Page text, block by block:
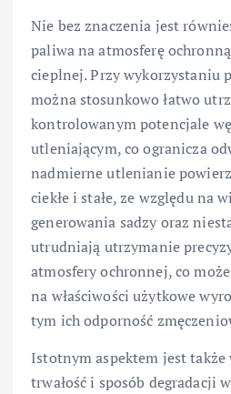
Nie bez znaczenia jest
paliwa na atmosferę
cieplnej. Przy wykorzystaniu
można stosunkowo łatwo
kontrolowanym potencjale
utleniającym, co ogranicza
nadmierne utlenianie
ciekłe i stałe, ze względu na
generowania sadzy oraz
utrudniają utrzymanie
atmosfery ochronnej, co
na właściwości użytkowe
tym ich odporność
Istotnym aspektem jest także
trwałość i sposób degradacji